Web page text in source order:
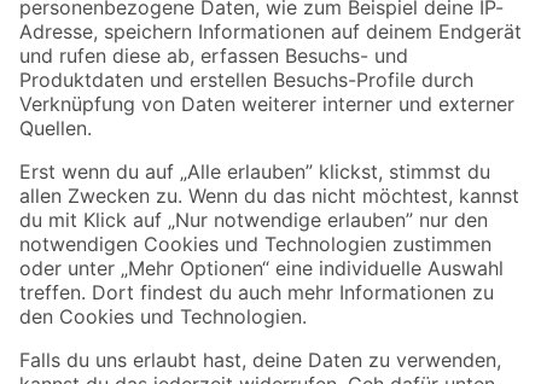
Zahlungsarten Versandarten
Sicher einkaufen
Jetzt die toom-App herunterladen